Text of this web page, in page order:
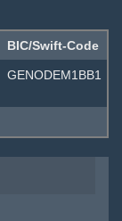
BIC/Swift-Code
GENODEM1BB1